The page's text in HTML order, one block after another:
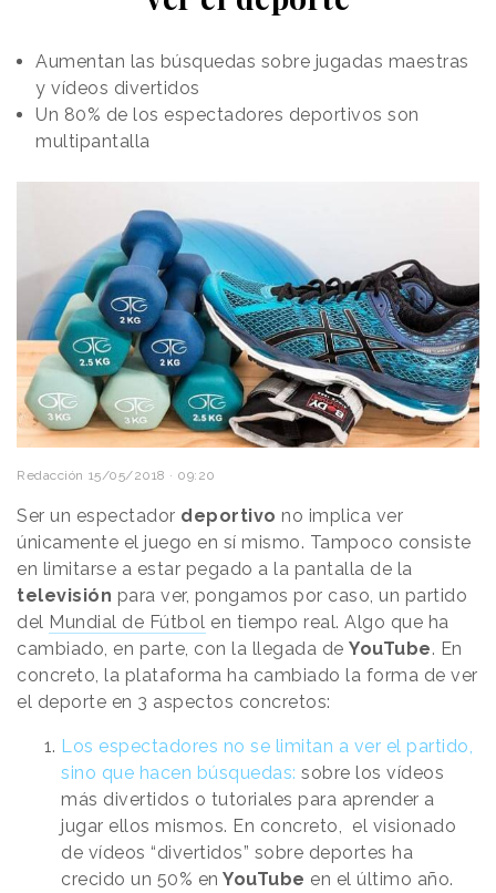
Aumentan las búsquedas sobre jugadas maestras
y vídeos divertidos
Un 80% de los espectadores deportivos son
multipantalla
Redacción 15/05/2018 · 09:20
Ser un espectador deportivo no implica ver
únicamente el juego en sí mismo. Tampoco consiste
en limitarse a estar pegado a la pantalla de la
televisión para ver, pongamos por caso, un partido
del Mundial de Fútbol en tiempo real. Algo que ha
cambiado, en parte, con la llegada de YouTube. En
concreto, la plataforma ha cambiado la forma de ver
el deporte en 3 aspectos concretos:
Los espectadores no se limitan a ver el partido,
sino que hacen búsquedas: sobre los vídeos
más divertidos o tutoriales para aprender a
jugar ellos mismos. En concreto, el visionado
de vídeos “divertidos” sobre deportes ha
crecido un 50% en YouTube en el último año.